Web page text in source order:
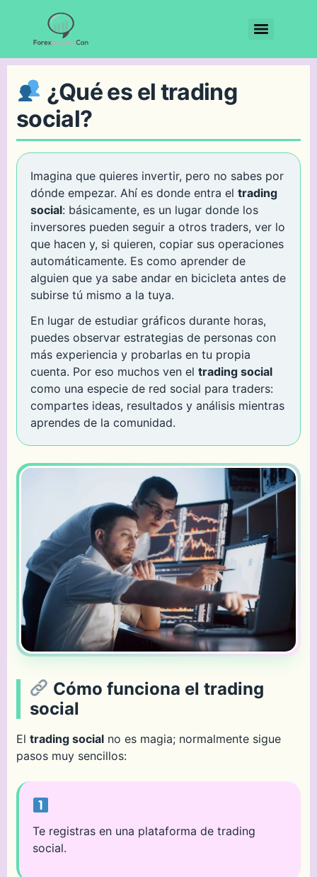
¿Qué es el trading
social?
Imagina que quieres invertir, pero no sabes por
dónde empezar. Ahí es donde entra el trading
social: básicamente, es un lugar donde los
inversores pueden seguir a otros traders, ver lo
que hacen y, si quieren, copiar sus operaciones
automáticamente. Es como aprender de
alguien que ya sabe andar en bicicleta antes de
subirse tú mismo a la tuya.
En lugar de estudiar gráficos durante horas,
puedes observar estrategias de personas con
más experiencia y probarlas en tu propia
cuenta. Por eso muchos ven el trading social
como una especie de red social para traders:
compartes ideas, resultados y análisis mientras
aprendes de la comunidad.
Cómo funciona el trading
social
El trading socialno es magia; normalmente sigue
pasos muy sencillos:
Te registras en una plataforma de trading
social.